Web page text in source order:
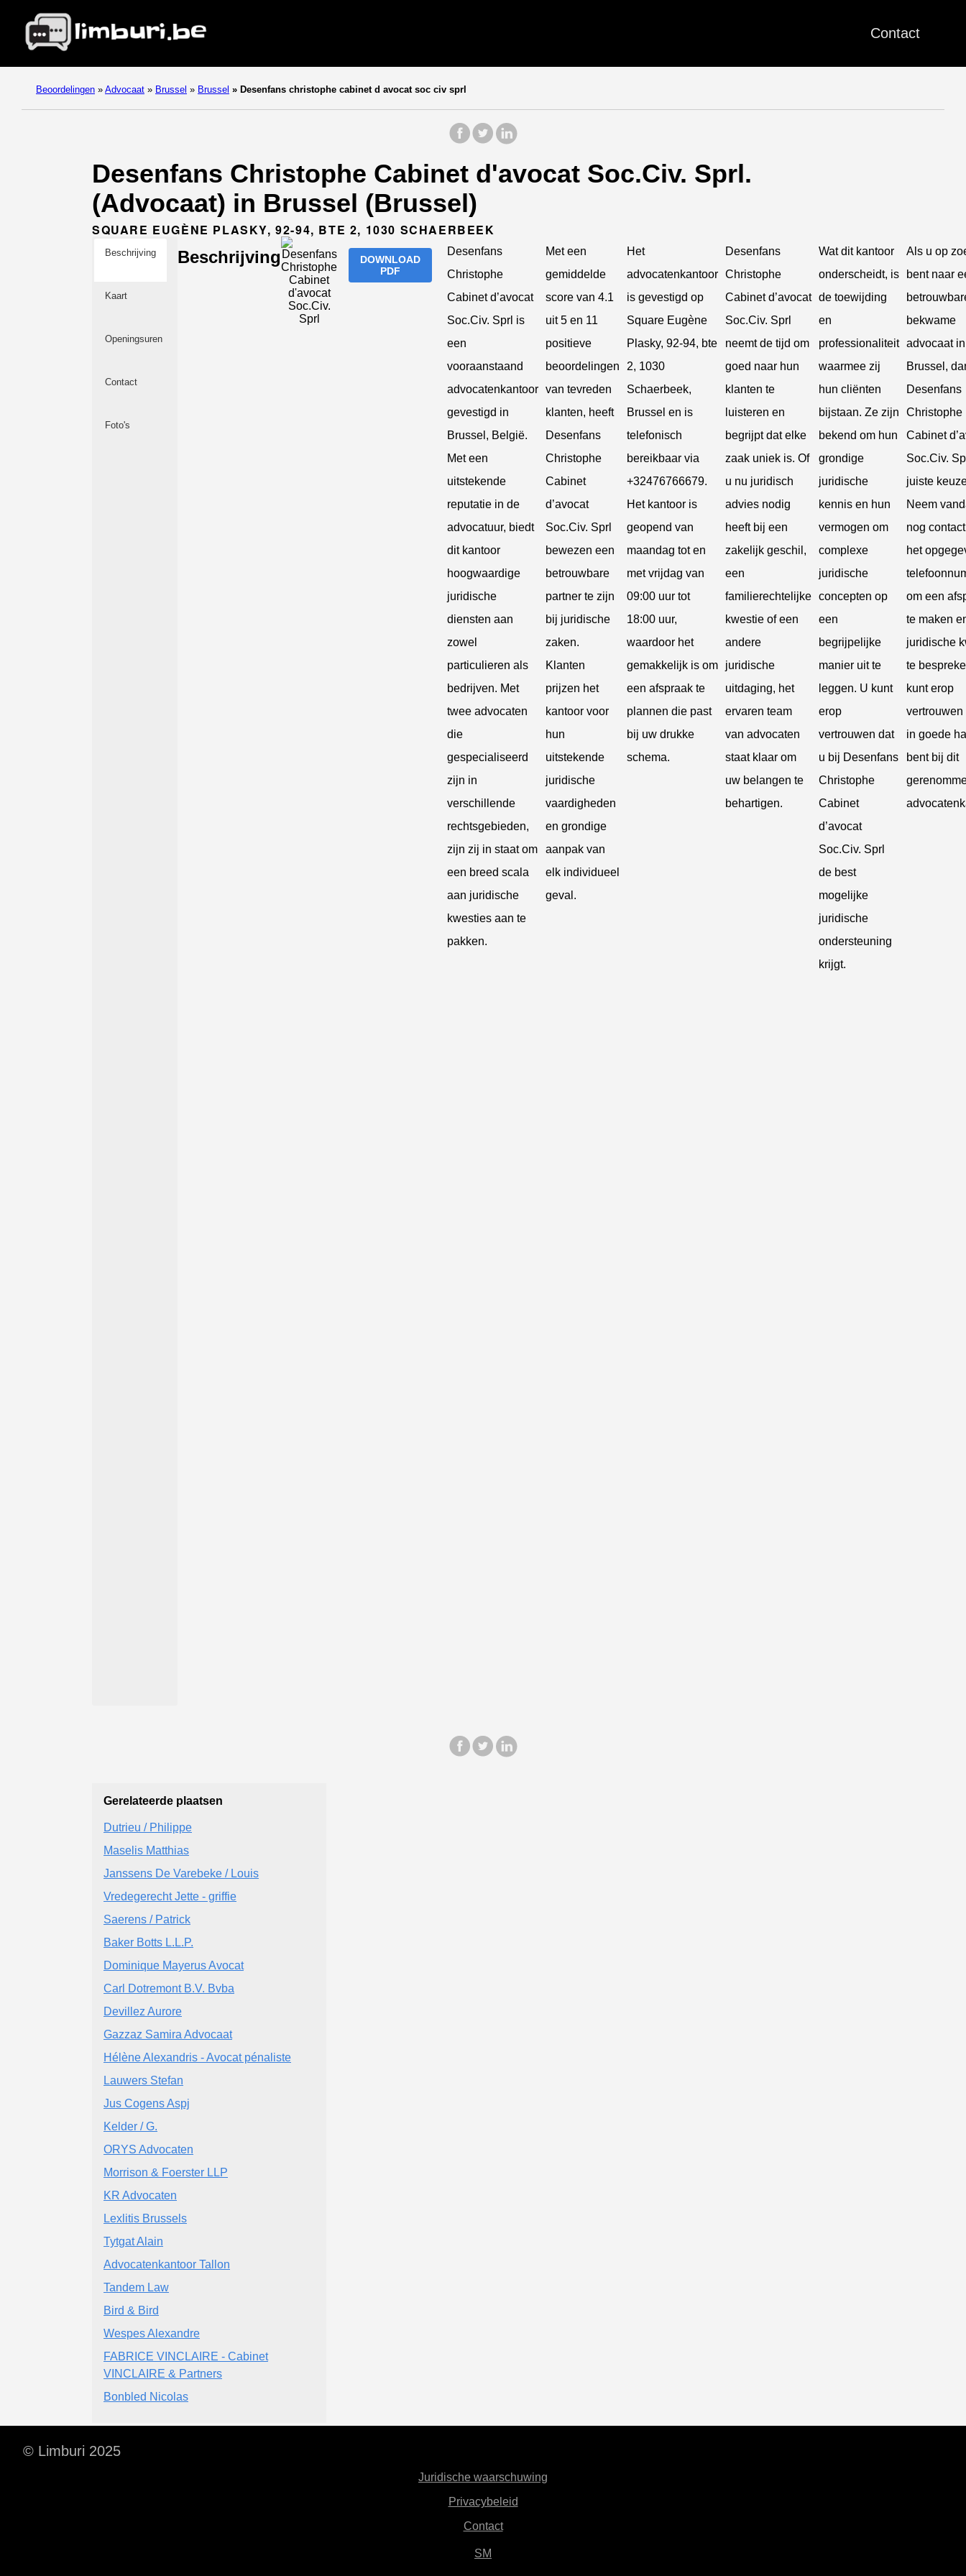
Contact
Beoordelingen » Advocaat » Brussel » Brussel » Desenfans christophe cabinet d avocat soc civ sprl
Desenfans Christophe Cabinet d'avocat Soc.Civ. Sprl.
(Advocaat) in Brussel (Brussel)
SQUARE EUGÈNE PLASKY, 92-94, BTE 2, 1030 SCHAERBEEK
Beschrijving
Kaart
Openingsuren
Contact
Foto's
Beschrijving
DOWNLOAD
PDF
Desenfans
Christophe
Cabinet d’avocat
Soc.Civ. Sprl is
een
vooraanstaand
advocatenkantoor
gevestigd in
Brussel, België.
Met een
uitstekende
reputatie in de
advocatuur, biedt
dit kantoor
hoogwaardige
juridische
diensten aan
zowel
particulieren als
bedrijven. Met
twee advocaten
die
gespecialiseerd
zijn in
verschillende
rechtsgebieden,
zijn zij in staat om
een breed scala
aan juridische
kwesties aan te
pakken.
Met een
gemiddelde
score van 4.1
uit 5 en 11
positieve
beoordelingen
van tevreden
klanten, heeft
Desenfans
Christophe
Cabinet
d’avocat
Soc.Civ. Sprl
bewezen een
betrouwbare
partner te zijn
bij juridische
zaken.
Klanten
prijzen het
kantoor voor
hun
uitstekende
juridische
vaardigheden
en grondige
aanpak van
elk individueel
geval.
Het
advocatenkantoor
is gevestigd op
Square Eugène
Plasky, 92-94, bte
2, 1030
Schaerbeek,
Brussel en is
telefonisch
bereikbaar via
+32476766679.
Het kantoor is
geopend van
maandag tot en
met vrijdag van
09:00 uur tot
18:00 uur,
waardoor het
gemakkelijk is om
een afspraak te
plannen die past
bij uw drukke
schema.
Desenfans
Christophe
Cabinet d’avocat
Soc.Civ. Sprl
neemt de tijd om
goed naar hun
klanten te
luisteren en
begrijpt dat elke
zaak uniek is. Of
u nu juridisch
advies nodig
heeft bij een
zakelijk geschil,
een
familierechtelijke
kwestie of een
andere
juridische
uitdaging, het
ervaren team
van advocaten
staat klaar om
uw belangen te
behartigen.
Wat dit kantoor
onderscheidt, is
de toewijding
en
professionaliteit
waarmee zij
hun cliënten
bijstaan. Ze zijn
bekend om hun
grondige
juridische
kennis en hun
vermogen om
complexe
juridische
concepten op
een
begrijpelijke
manier uit te
leggen. U kunt
erop
vertrouwen dat
u bij Desenfans
Christophe
Cabinet
d’avocat
Soc.Civ. Sprl
de best
mogelijke
juridische
ondersteuning
krijgt.
Als u op
bent naar
bekwame
advocaat in
Brussel,
Desenfans
Christophe
Cabinet
Soc.Civ.
juiste
Neem
nog
het
om een
te maken
juridische
te
kunt erop
vertrouwen
in goede
bent bij dit
Gerelateerde plaatsen
Dutrieu / Philippe
Maselis Matthias
Janssens De Varebeke / Louis
Vredegerecht Jette - griffie
Saerens / Patrick
Baker Botts L.L.P.
Dominique Mayerus Avocat
Carl Dotremont B.V. Bvba
Devillez Aurore
Gazzaz Samira Advocaat
Hélène Alexandris - Avocat pénaliste
Lauwers Stefan
Jus Cogens Aspj
Kelder / G.
ORYS Advocaten
Morrison & Foerster LLP
KR Advocaten
Lexlitis Brussels
Tytgat Alain
Advocatenkantoor Tallon
Tandem Law
Bird & Bird
Wespes Alexandre
FABRICE VINCLAIRE - Cabinet
VINCLAIRE & Partners
Bonbled Nicolas
© Limburi 2025
Juridische waarschuwing
Privacybeleid
Contact
SM